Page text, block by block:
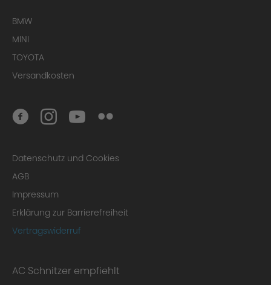
BMW
MINI
TOYOTA
Versandkosten
Datenschutz und Cookies
AGB
Impressum
Erklärung zur Barrierefreiheit
Vertragswiderruf
AC Schnitzer empfiehlt